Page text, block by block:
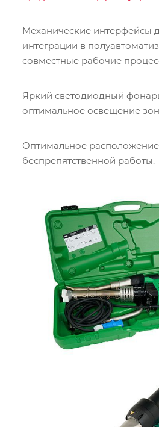
Механические интерфейсы
интеграции в
совместные рабочие
Яркий светодиодный
оптимальное освещение
Оптимальное
беспрепятственной работы.